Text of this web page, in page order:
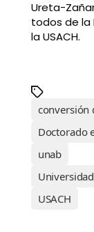
Ureta-
todos de la
la USACH.
conversión
Doctorado
unab
USACH